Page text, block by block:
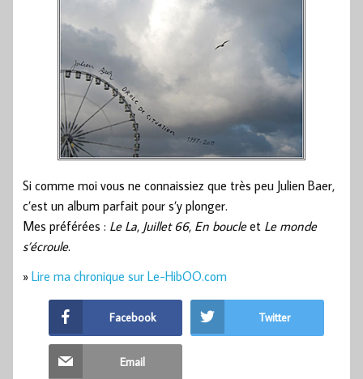
Si comme moi vous ne connaissiez que très peu Julien Baer,
c’est un album parfait pour s’y plonger.
Mes préférées : Le La, Juillet 66, En boucleet Le monde
s’écroule.
» Lire ma chronique sur Le-HibOO.com
Facebook Twitter
Email